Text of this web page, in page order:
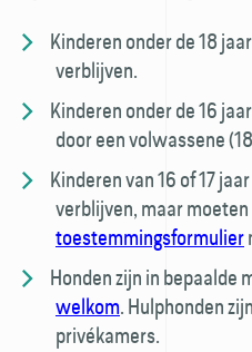
Kinderen onder de 18
verblijven.
Kinderen onder de 16
door een volwassene
Kinderen van 16 of 17
verblijven, maar
toestemmings­formulier
Honden zijn in bepaalde
welkom. Hulp­honden
privékamers.